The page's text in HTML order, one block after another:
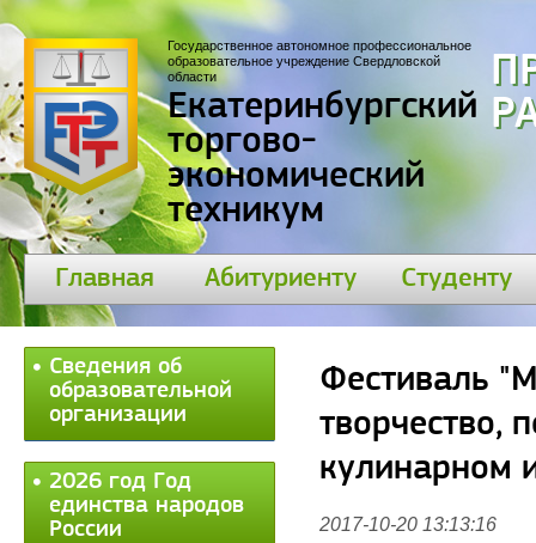
Государственное автономное профессиональное
образовательное учреждение Свердловской
области
Екатеринбургский
торгово-
экономический
техникум
Главная Абитуриенту Студенту
Сведения об
образовательной
организации
2026 год Год
единства народов
России
Фестиваль
творчество,
кулинарном
2017-10-20 13:13:16